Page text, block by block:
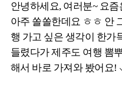
안녕하세요, 여러분~ 요
아주 쏠쏠한데요 ㅎㅎ 안
행 가고 싶은 생각이 한가
들렸다가 제주도 여행 뽐
해서 바로 가져와 봤어요!